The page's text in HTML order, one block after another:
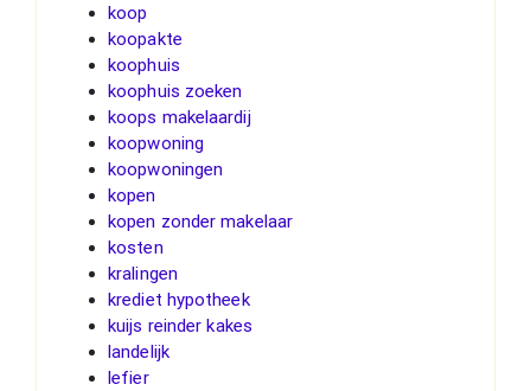
koop
koopakte
koophuis
koophuis zoeken
koops makelaardij
koopwoning
koopwoningen
kopen
kopen zonder makelaar
kosten
kralingen
krediet hypotheek
kuijs reinder kakes
landelijk
lefier